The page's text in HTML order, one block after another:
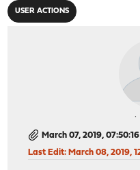
USER ACTIONS
March 07, 2019, 07:50:16
Last Edit: March 08, 2019,